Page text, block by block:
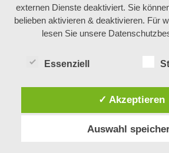
externen Dienste deaktiviert. Sie
belieben aktivieren & deaktivieren. Für
lesen Sie unsere
Essenziell
✓ Akzeptieren
Auswahl